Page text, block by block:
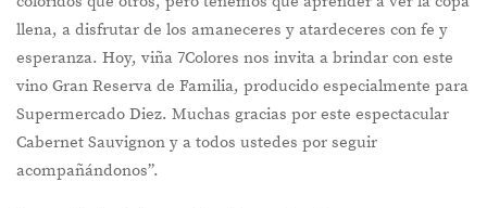
llena, a disfrutar de los amaneceres y atardeceres con fe y
esperanza. Hoy, viña 7Colores nos invita a brindar con este
vino Gran Reserva de Familia, producido especialmente para
Supermercado Diez. Muchas gracias por este espectacular
Cabernet Sauvignon y a todos ustedes por seguir
acompañándonos”.